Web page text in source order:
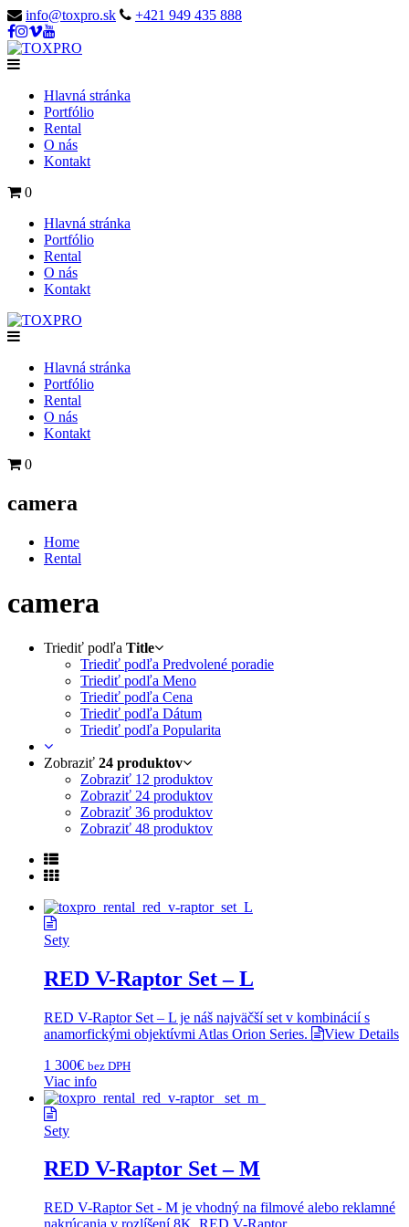
info@toxpro.sk +421 949 435 888
Hlavná stránka
Portfólio
Rental
O nás
Kontakt
0
Hlavná stránka
Portfólio
Rental
O nás
Kontakt
Hlavná stránka
Portfólio
Rental
O nás
Kontakt
0
camera
Home
Rental
camera
Triediť podľa Title
Triediť podľa Predvolené poradie
Triediť podľa Meno
Triediť podľa Cena
Triediť podľa Dátum
Triediť podľa Popularita
Zobraziť 24 produktov
Zobraziť 12 produktov
Zobraziť 24 produktov
Zobraziť 36 produktov
Zobraziť 48 produktov
Sety
RED V-Raptor Set – L
RED V-Raptor Set – L je náš najväčší set v kombinácií s
anamorfickými objektívmi Atlas Orion Series.
View Details
1 300€ bez DPH
Viac info
Sety
RED V-Raptor Set – M
RED V-Raptor Set - M je vhodný na filmové alebo reklamné